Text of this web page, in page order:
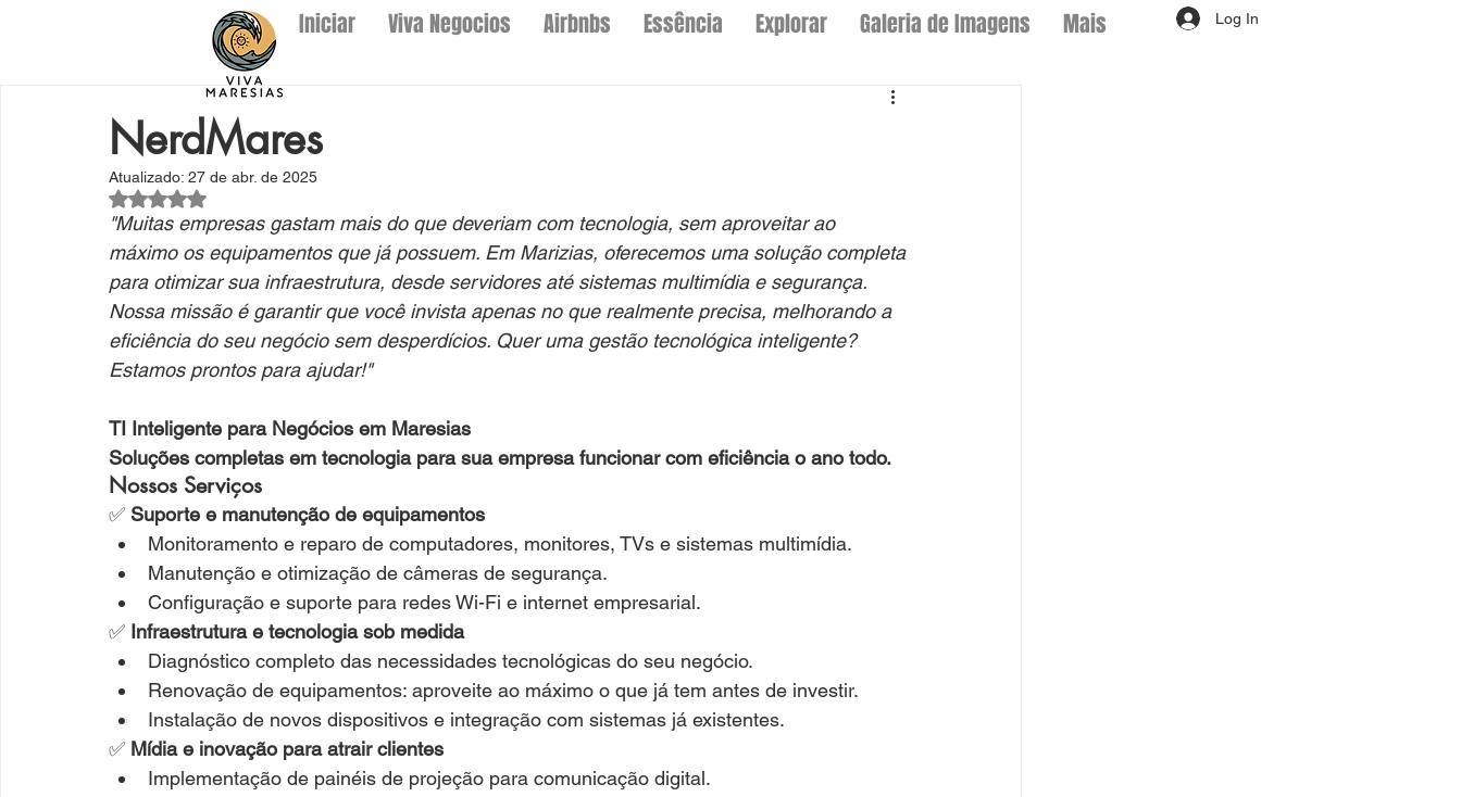
Iniciar Viva Negocios Airbnbs Essência Explorar Galeria de Imagens Mais Log In
NerdMares
Atualizado: 27 de abr. de 2025
Avaliado com NaN de 5 estrelas.
"Muitas empresas gastam mais do que deveriam com tecnologia, sem aproveitar ao
máximo os equipamentos que já possuem. Em Marizias, oferecemos uma solução completa
para otimizar sua infraestrutura, desde servidores até sistemas multimídia e segurança.
Nossa missão é garantir que você invista apenas no que realmente precisa, melhorando a
eficiência do seu negócio sem desperdícios. Quer uma gestão tecnológica inteligente?
Estamos prontos para ajudar!"
TI Inteligente para Negócios em Maresias
Soluções completas em tecnologia para sua empresa funcionar com eficiência o ano todo.
Nossos Serviços
✅ Suporte e manutenção de equipamentos
Monitoramento e reparo de computadores, monitores, TVs e sistemas multimídia.
Manutenção e otimização de câmeras de segurança.
Configuração e suporte para redes Wi-Fi e internet empresarial.
✅ Infraestrutura e tecnologia sob medida
Diagnóstico completo das necessidades tecnológicas do seu negócio.
Renovação de equipamentos: aproveite ao máximo o que já tem antes de investir.
Instalação de novos dispositivos e integração com sistemas já existentes.
✅ Mídia e inovação para atrair clientes
Implementação de painéis de projeção para comunicação digital.